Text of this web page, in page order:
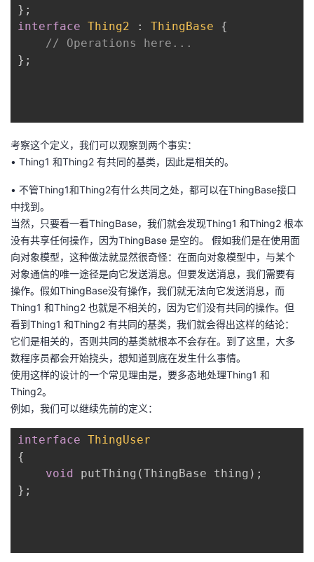
动
关
的
者
学
堂
我
的
课
程
我
的
认
证
我
的
实
验
我
的
收
我
持
我
的
技
术
支
持
我
的
云
声
建
议
interface Thing2 : ThingBase {
// Operations here...
};
考察这个定义，我们可以观察到两个事实：
• Thing1 和Thing2 有共同的基类，因此是相关的。
• 不管Thing1和Thing2有什么共同之处，都可以在ThingBase接口
中找到。
当然，只要看一看ThingBase，我们就会发现Thing1 和Thing2 根本
没有共享任何操作，因为ThingBase 是空的。 假如我们是在使用面
向对象模型，这种做法就显然很奇怪：在面向对象模型中，与某个
对象通信的唯一途径是向它发送消息。但要发送消息，我们需要有
操作。假如ThingBase没有操作，我们就无法向它发送消息，而
Thing1 和Thing2 也就是不相关的，因为它们没有共同的操作。但
看到Thing1 和Thing2 有共同的基类，我们就会得出这样的结论：
它们是相关的，否则共同的基类就根本不会存在。到了这里，大多
数程序员都会开始挠头，想知道到底在发生什么事情。
使用这样的设计的一个常见理由是，要多态地处理Thing1 和
Thing2。
例如，我们可以继续先前的定义：
interface ThingUser
{
void
putThing(ThingBase thing);
};